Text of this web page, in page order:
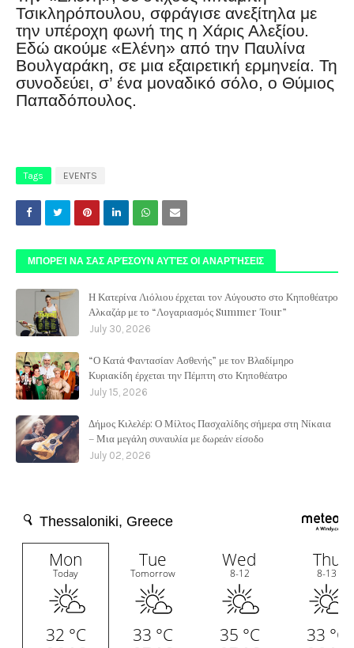
Τσικληρόπουλου, σφράγισε ανεξίτηλα με
την υπέροχη φωνή της η Χάρις Αλεξίου.
Εδώ ακούμε «Ελένη» από την Παυλίνα
Βουλγαράκη, σε μια εξαιρετική ερμηνεία. Τη
συνοδεύει, σ’ ένα μοναδικό σόλο, ο Θύμιος
Παπαδόπουλος.
Tags EVENTS
ΜΠΟΡΕΊ ΝΑ ΣΑΣ ΑΡΈΣΟΥΝ ΑΥΤΈΣ ΟΙ ΑΝΑΡΤΉΣΕΙΣ
Η Κατερίνα Λιόλιου έρχεται τον Αύγουστο στο Κηποθέατρο
Αλκαζάρ με το “Λογαριασμός Summer Tour”
July 30, 2026
“Ο Κατά Φαντασίαν Ασθενής” με τον Βλαδίμηρο
Κυριακίδη έρχεται την Πέμπτη στο Κηποθέατρο
July 15, 2026
Δήμος Κιλελέρ: Ο Μίλτος Πασχαλίδης σήμερα στη Νίκαια
– Μια μεγάλη συναυλία με δωρεάν είσοδο
July 02, 2026